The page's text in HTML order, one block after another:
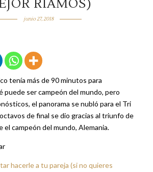
RIAMOS)
junio 27, 2018
tenía más de 90 minutos para
puede ser campeón del mundo, pero
el panorama se nubló para el Tri
de final se dio gracias al triunfo de
el campeón del mundo, Alemania.
hacerle a tu pareja (si no quieres